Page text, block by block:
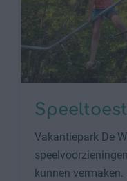
Vakantiepark De
kunnen